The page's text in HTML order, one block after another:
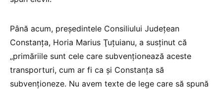
Până acum, preşedintele Consiliului Judeţean
Constanţa, Horia Marius Ţuţuianu, a susținut că
„primăriile sunt cele care subvenţionează aceste
transporturi, cum ar fi ca şi Constanţa să
subvenţioneze. Nu avem texte de lege care să spună